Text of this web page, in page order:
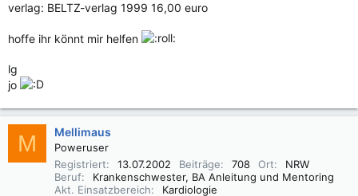
verlag: BELTZ-verlag 1999 16,00 euro
hoffe ihr könnt mir helfen
lg
jo
M Mellimaus
Poweruser
Registriert
13.07.2002 Beiträge 708 Ort
NRW
Beruf
Krankenschwester, BA Anleitung und Mentoring
Akt. Einsatzbereich
Kardiologie